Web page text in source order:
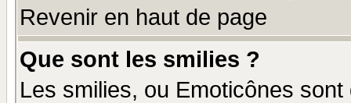
Revenir en haut de page
Que sont les smilies ?
Les smilies, ou Emoticônes